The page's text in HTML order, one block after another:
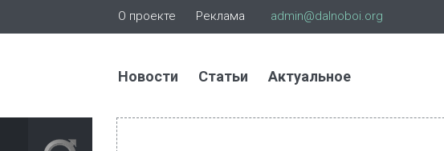
О проекте Реклама admin@dalnoboi.org
Новости Статьи Актуальное